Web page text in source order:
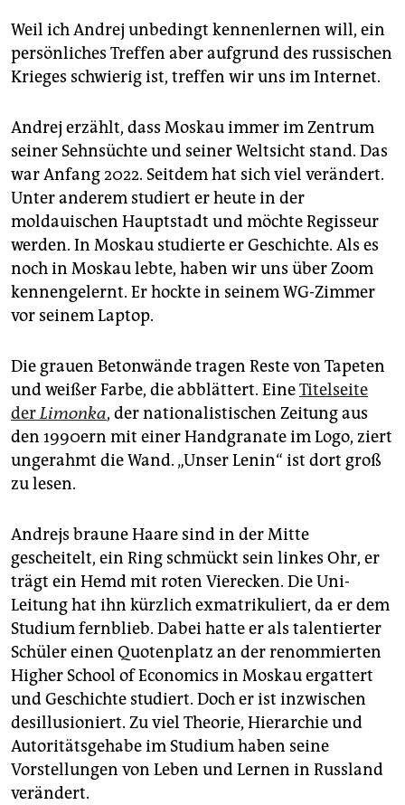
Weil ich Andrej unbedingt kennenlernen will, ein
persönliches Treffen aber aufgrund des russischen
Krieges schwierig ist, treffen wir uns im Internet.
Andrej erzählt, dass Moskau immer im Zentrum
seiner Sehnsüchte und seiner Weltsicht stand. Das
war Anfang 2022. Seitdem hat sich viel verändert.
Unter anderem studiert er heute in der
moldauischen Hauptstadt und möchte Regisseur
werden. In Moskau studierte er Geschichte. Als es
noch in Moskau lebte, haben wir uns über Zoom
kennengelernt. Er hockte in seinem WG-Zimmer
vor seinem Laptop.
Die grauen Betonwände tragen Reste von Tapeten
und weißer Farbe, die abblättert. EineTitelseite
derLimonka, der nationalistischen Zeitung aus
den 1990ern mit einer Handgranate im Logo, ziert
ungerahmt die Wand. „Unser Lenin“ ist dort groß
zu lesen.
Andrejs braune Haare sind in der Mitte
gescheitelt, ein Ring schmückt sein linkes Ohr, er
trägt ein Hemd mit roten Vierecken. Die Uni-
Leitung hat ihn kürzlich exmatrikuliert, da er dem
Studium fernblieb. Dabei hatte er als talentierter
Schüler einen Quotenplatz an der renommierten
Higher School of Economics in Moskau ergattert
und Geschichte studiert. Doch er ist inzwischen
desillusioniert. Zu viel Theorie, Hierarchie und
Autoritätsgehabe im Studium haben seine
Vorstellungen von Leben und Lernen in Russland
verändert.